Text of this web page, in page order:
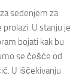
sedenjem za
U stanju je
bojati kak bu
se češće od
U iščekivanju